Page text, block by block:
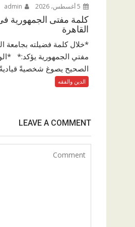
كلمة مفتى الجمهورية
القاهرة
*خلال كلمة فضيلته بجامعة
مفتي الجمهورية يؤكد:*
الصحيح يصوغ شخصيةً قياديةً
الدين والفقه
LEAVE A COMMENT